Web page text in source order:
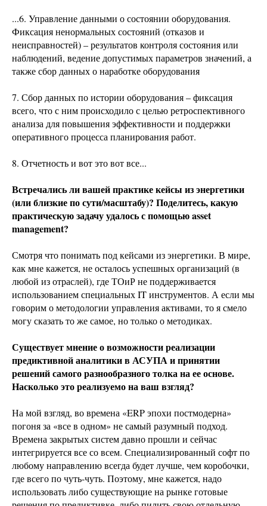
...6. Управление данными о состоянии оборудования.
Фиксация ненормальных состояний (отказов и
неисправностей) – результатов контроля состояния или
наблюдений, ведение допустимых параметров значений, а
также сбор данных о наработке оборудования
7. Сбор данных по истории оборудования – фиксация
всего, что с ним происходило с целью ретроспективного
анализа для повышения эффективности и поддержки
оперативного процесса планирования работ.
8. Отчетность и вот это вот все...
Встречались ли вашей практике кейсы из энергетики
(или близкие по сути/масштабу)? Поделитесь, какую
практическую задачу удалось с помощью asset
management?
Смотря что понимать под кейсами из энергетики. В мире,
как мне кажется, не осталось успешных организаций (в
любой из отраслей), где ТОиР не поддерживается
использованием специальных IT инструментов. А если мы
говорим о методологии управления активами, то я смело
могу сказать то же самое, но только о методиках.
Существует мнение о возможности реализации
предиктивной аналитики в АСУПА и принятии
решений самого разнообразного толка на ее основе.
Насколько это реализуемо на ваш взгляд?
На мой взгляд, во времена «ERP эпохи постмодерна»
погоня за «все в одном» не самый разумный подход.
Времена закрытых систем давно прошли и сейчас
интегрируется все со всем. Специализированный софт по
любому направлению всегда будет лучше, чем коробочки,
где всего по чуть-чуть. Поэтому, мне кажется, надо
использовать либо существующие на рынке готовые